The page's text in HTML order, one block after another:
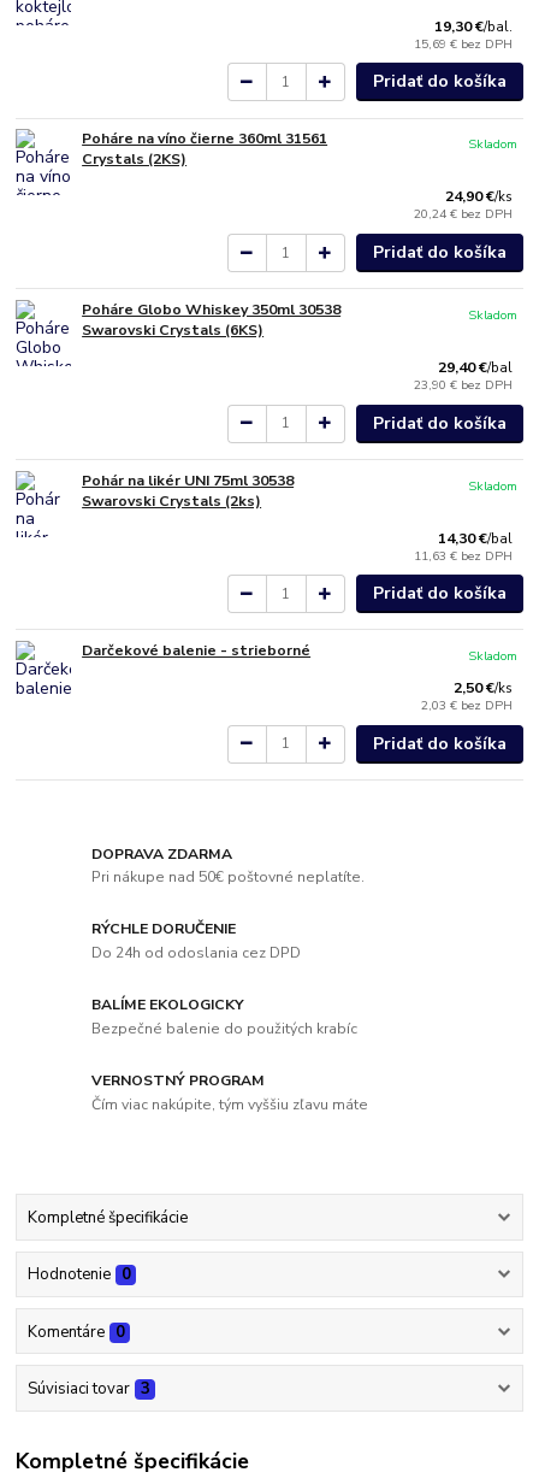
19,30 €/bal.
15,69 € bez DPH
Pridať do košíka
Poháre na víno čierne 360ml 31561
Crystals (2KS)
24,90 €/ks
20,24 € bez DPH
Skladom
Pridať do košíka
Poháre Globo Whiskey 350ml 30538
Swarovski Crystals (6KS)
29,40 €/bal
23,90 € bez DPH
Skladom
Pridať do košíka
Pohár na likér UNI 75ml 30538
Swarovski Crystals (2ks)
14,30 €/bal
11,63 € bez DPH
Skladom
Pridať do košíka
Darčekové balenie - strieborné
2,50 €/ks
2,03 € bez DPH
Skladom
Pridať do košíka
DOPRAVA ZDARMA
Pri nákupe nad 50€ poštovné neplatíte.
RÝCHLE DORUČENIE
Do 24h od odoslania cez DPD
BALÍME EKOLOGICKY
Bezpečné balenie do použitých krabíc
VERNOSTNÝ PROGRAM
Čím viac nakúpite, tým vyššiu zľavu máte
Kompletné špecifikácie
Hodnotenie 0
Komentáre 0
Súvisiaci tovar 3
Kompletné špecifikácie